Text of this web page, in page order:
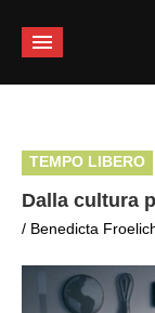
TEMPO LIBERO
Dalla cultura
/ Benedicta